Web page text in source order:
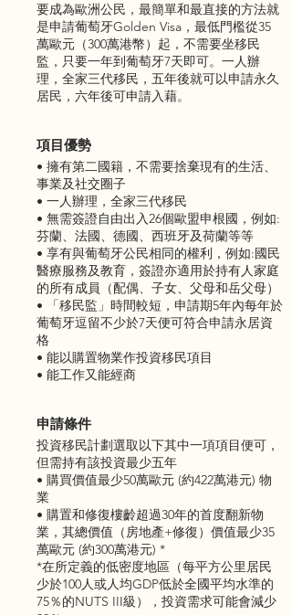
要成為歐洲公民，最簡單和最直接的方法就
是申請葡萄牙Golden Visa，最低門檻從35
萬歐元（300萬港幣）起，不需要坐移民
監，只要一年到葡萄牙7天即可。一人辦
理，全家三代移民，五年後就可以申請永久
居民，六年後可申請入藉。
項目優勢
• 擁有第二國籍，不需要捨棄現有的生活、
事業及社交圈子
• 一人辦理，全家三代移民
• 無需簽證自由出入26個歐盟申根國，例如:
芬蘭、法國、德國、西班牙及荷蘭等等
• 享有與葡萄牙公民相同的權利，例如:國民
醫療服務及教育，簽證亦適用於持有人家庭
的所有成員（配偶、子女、父母和岳父母）
• 「移民監」時間較短，申請期5年內每年於
葡萄牙逗留不少於7天便可符合申請永居資
格
• 能以購置物業作投資移民項目
• 能工作又能經商
申請條件
投資移民計劃選取以下其中一項項目便可，
但需持有該投資最少五年
• 購買價值最少50萬歐元 (約422萬港元) 物
業
• 購置和修復樓齡超過30年的首度翻新物
業，其總價值（房地產+修復）價值最少35
萬歐元 (約300萬港元) *
​*在所定義的低密度地區（每平方公里居民
少於100人或人均GDP低於全國平均水準的
75％的NUTS III級），投資需求可能會減少